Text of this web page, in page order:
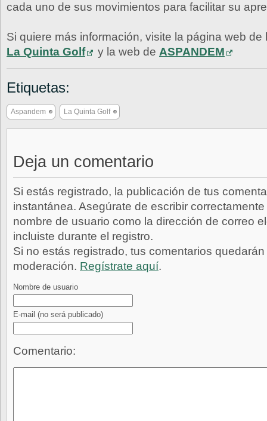
cada uno de sus movimientos para facilitar su
Si quiere más información, visite la página web
La Quinta Golf
y la web de ASPANDEM
Etiquetas:
Aspandem La Quinta Golf
Deja un comentario
Si estás registrado, la publicación de tus
instantánea. Asegúrate de escribir
nombre de usuario como la dirección de correo
incluiste durante el registro.
Si no estás registrado, tus comentarios
moderación. Regístrate aquí.
Nombre de usuario
E-mail (no será publicado)
Comentario: